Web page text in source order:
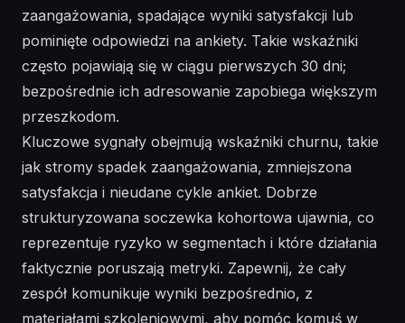
zaangażowania, spadające wyniki satysfakcji lub
pominięte odpowiedzi na ankiety. Takie wskaźniki
często pojawiają się w ciągu pierwszych 30 dni;
bezpośrednie ich adresowanie zapobiega większym
przeszkodom.
Kluczowe sygnały obejmują wskaźniki churnu, takie
jak stromy spadek zaangażowania, zmniejszona
satysfakcja i nieudane cykle ankiet. Dobrze
strukturyzowana soczewka kohortowa ujawnia, co
reprezentuje ryzyko w segmentach i które działania
faktycznie poruszają metryki. Zapewnij, że cały
zespół komunikuje wyniki bezpośrednio, z
materiałami szkoleniowymi, aby pomóc komuś w